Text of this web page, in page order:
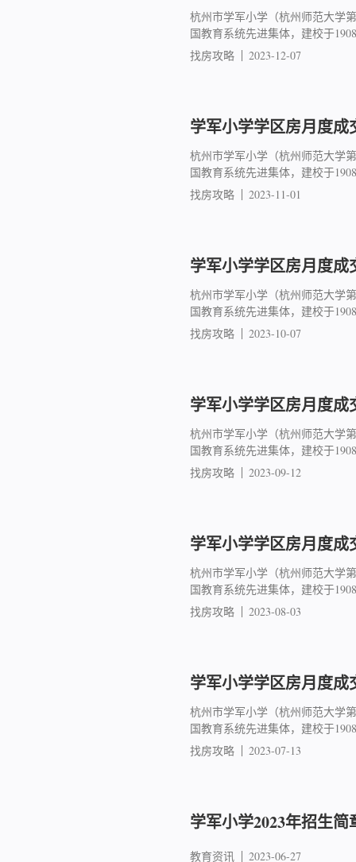
杭州市学军小学（杭州师范大学
国教育系统先进集体，建校于
找房攻略
2023-12-07
学军小学学区房月度成
杭州市学军小学（杭州师范大学
国教育系统先进集体，建校于
找房攻略
2023-11-01
学军小学学区房月度
杭州市学军小学（杭州师范大学
国教育系统先进集体，建校于
找房攻略
2023-10-07
学军小学学区房月度成
杭州市学军小学（杭州师范大学
国教育系统先进集体，建校于
找房攻略
2023-09-12
学军小学学区房月度
杭州市学军小学（杭州师范大学
国教育系统先进集体，建校于
找房攻略
2023-08-03
学军小学学区房月度
杭州市学军小学（杭州师范大学
国教育系统先进集体，建校于
找房攻略
2023-07-13
学军小学2023年招生简
教育资讯 2023-06-27